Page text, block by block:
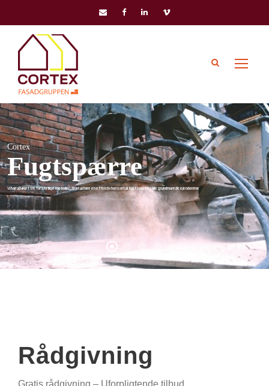
Fugtspærre
Vi har udviklet tre forskellige metoder, til at udføre en effektiv horisontal fugtspærre i alle grundmurede ejendomme
Cortex
Rådgivning
Gratis rådgivning – Uforpligtende tilbud